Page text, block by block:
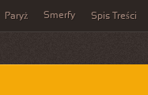
Paryż Smerfy Spis Treści